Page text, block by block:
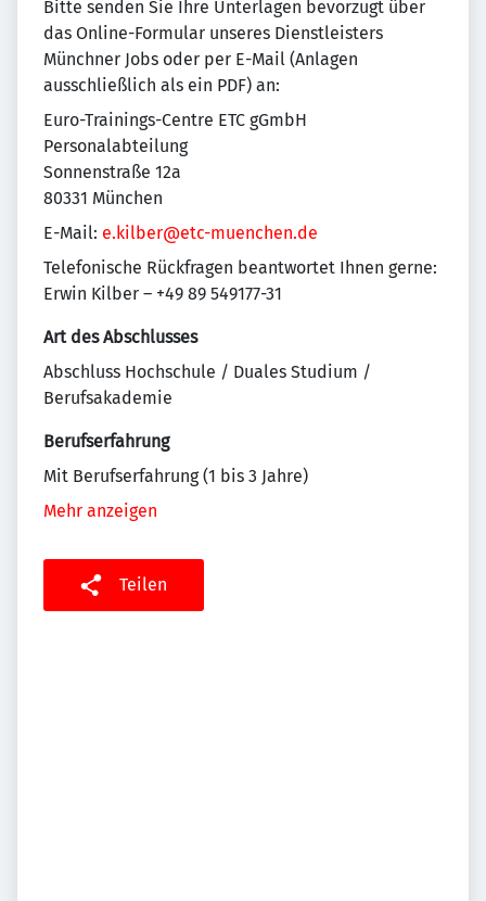
Bitte senden Sie Ihre Unterlagen bevorzugt über
das Online-Formular unseres Dienstleisters
Münchner Jobs oder per E-Mail (Anlagen
ausschließlich als ein PDF) an:
Euro-Trainings-Centre ETC gGmbH
Personalabteilung
Sonnenstraße 12a
80331 München
E-Mail: e.kilber@etc-muenchen.de
Telefonische Rückfragen beantwortet Ihnen gerne:
Erwin Kilber – +49 89 549177-31
Art des Abschlusses
Abschluss Hochschule / Duales Studium /
Berufsakademie
Berufserfahrung
Mit Berufserfahrung (1 bis 3 Jahre)
Mehr anzeigen
Teilen